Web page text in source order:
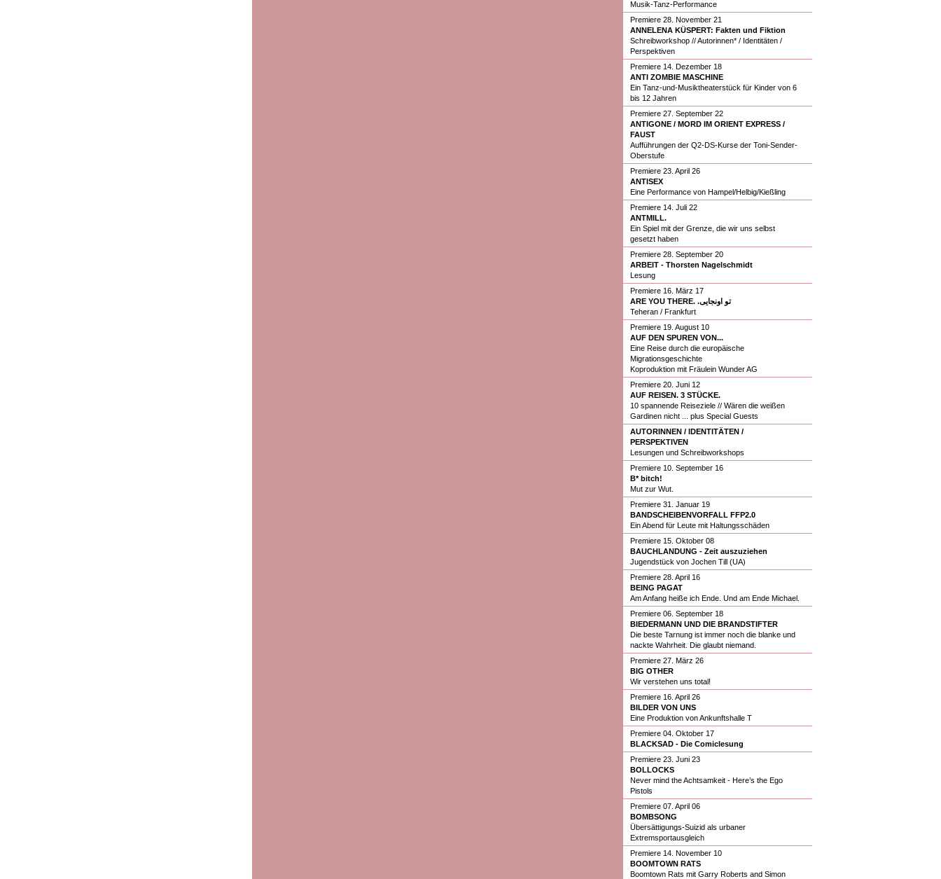
Musik-Tanz-Performance
Premiere 28. November 21
ANNELENA KÜSPERT: Fakten und Fiktion
Schreibworkshop // Autorinnen* / Identitäten /
Perspektiven
Premiere 14. Dezember 18
ANTI ZOMBIE MASCHINE
Ein Tanz-und-Musiktheaterstück für Kinder von 6
bis 12 Jahren
Premiere 27. September 22
ANTIGONE / MORD IM ORIENT EXPRESS /
FAUST
Aufführungen der Q2-DS-Kurse der Toni-Sender-
Oberstufe
Premiere 23. April 26
ANTISEX
Eine Performance von Hampel/Helbig/Kießling
Premiere 14. Juli 22
ANTMILL.
Ein Spiel mit der Grenze, die wir uns selbst
gesetzt haben
Premiere 28. September 20
ARBEIT - Thorsten Nagelschmidt
Lesung
Premiere 16. März 17
ARE YOU THERE. .تو اونجایی
Teheran / Frankfurt
Premiere 19. August 10
AUF DEN SPUREN VON...
Eine Reise durch die europäische
Migrationsgeschichte
Koproduktion mit Fräulein Wunder AG
Premiere 20. Juni 12
AUF REISEN. 3 STÜCKE.
10 spannende Reiseziele // Wären die weißen
Gardinen nicht ... plus Special Guests
AUTORINNEN / IDENTITÄTEN /
PERSPEKTIVEN
Lesungen und Schreibworkshops
Premiere 10. September 16
B* bitch!
Mut zur Wut.
Premiere 31. Januar 19
BANDSCHEIBENVORFALL FFP2.0
Ein Abend für Leute mit Haltungsschäden
Premiere 15. Oktober 08
BAUCHLANDUNG - Zeit auszuziehen
Jugendstück von Jochen Till (UA)
Premiere 28. April 16
BEING PAGAT
Am Anfang heiße ich Ende. Und am Ende Michael.
Premiere 06. September 18
BIEDERMANN UND DIE BRANDSTIFTER
Die beste Tarnung ist immer noch die blanke und
nackte Wahrheit. Die glaubt niemand.
Premiere 27. März 26
BIG OTHER
Wir verstehen uns total!
Premiere 16. April 26
BILDER VON UNS
Eine Produktion von Ankunftshalle T
Premiere 04. Oktober 17
BLACKSAD - Die Comiclesung
Premiere 23. Juni 23
BOLLOCKS
Never mind the Achtsamkeit - Here’s the Ego
Pistols
Premiere 07. April 06
BOMBSONG
Übersättigungs-Suizid als urbaner
Extremsportausgleich
Premiere 14. November 10
BOOMTOWN RATS
Boomtown Rats mit Garry Roberts and Simon